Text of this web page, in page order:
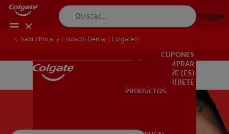
Toggle
PRODUCTOS
PARA PROFESIONALES
CUPONES
DÓNDE COMPRAR
VE (ES)
SUSCRÍBETE
PRODUCTOS
Salud Bucal y Cuidado Dental | Colgate®